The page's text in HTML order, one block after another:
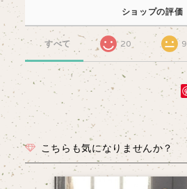
ショップの評価
すべて 20 9
こちらも気になりませんか？